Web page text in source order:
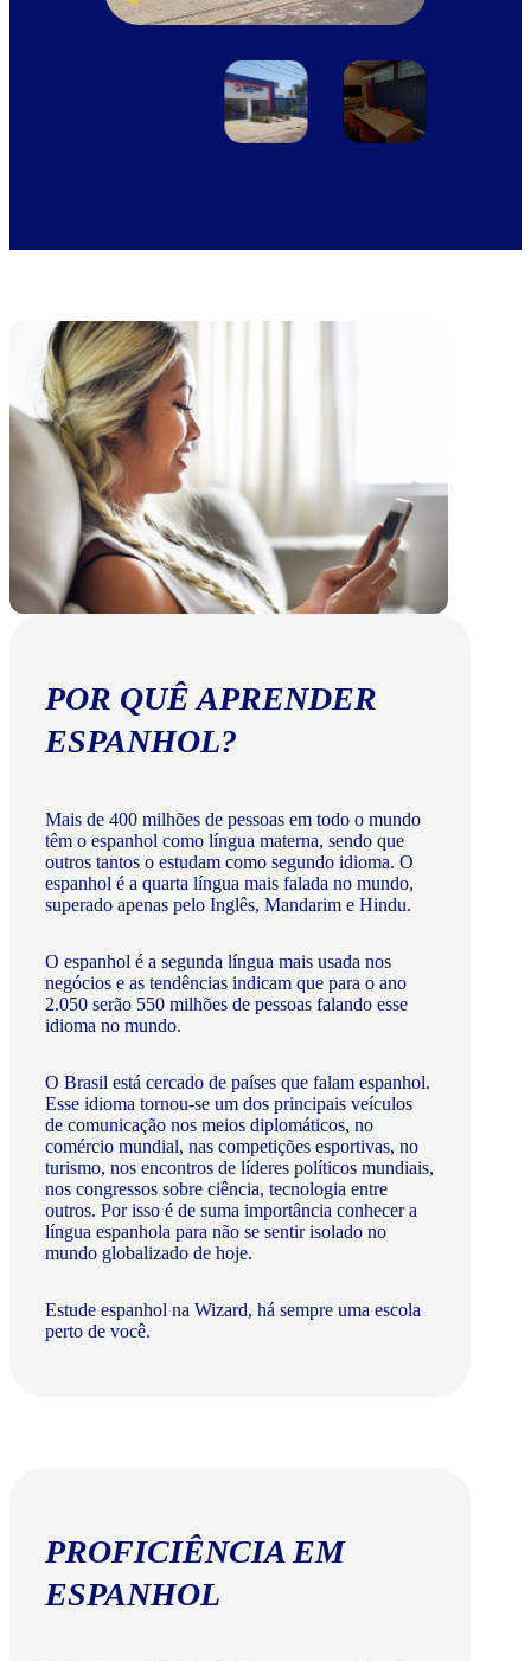
POR QUÊ APRENDER
ESPANHOL?
Mais de 400 milhões de pessoas em todo o mundo
têm o espanhol como língua materna, sendo que
outros tantos o estudam como segundo idioma. O
espanhol é a quarta língua mais falada no mundo,
superado apenas pelo Inglês, Mandarim e Hindu.
O espanhol é a segunda língua mais usada nos
negócios e as tendências indicam que para o ano
2.050 serão 550 milhões de pessoas falando esse
idioma no mundo.
O Brasil está cercado de países que falam espanhol.
Esse idioma tornou-se um dos principais veículos
de comunicação nos meios diplomáticos, no
comércio mundial, nas competições esportivas, no
turismo, nos encontros de líderes políticos mundiais,
nos congressos sobre ciência, tecnologia entre
outros. Por isso é de suma importância conhecer a
língua espanhola para não se sentir isolado no
mundo globalizado de hoje.
Estude espanhol na Wizard, há sempre uma escola
perto de você.
PROFICIÊNCIA EM
ESPANHOL